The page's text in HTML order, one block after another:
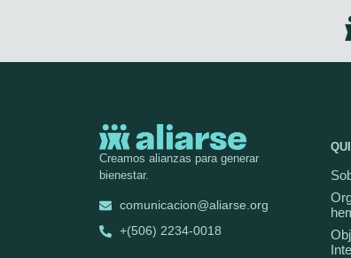
Creamos alianzas para generar
bienestar.
comunicacion@aliarse.org
+(506) 2234-0018